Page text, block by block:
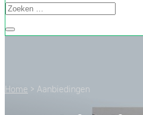
Home > Aanbiedingen